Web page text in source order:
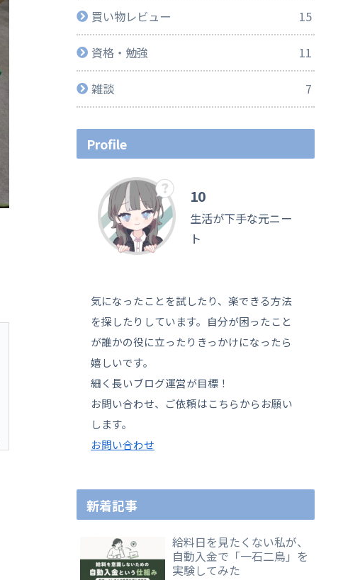
買い物レビュー 15
資格・勉強 11
雑談 7
Profile
10
生活が下手な元ニー
ト
気になったことを試したり、楽できる方法
を探したりしています。自分が困ったこと
が誰かの役に立ったりきっかけになったら
嬉しいです。
細く長いブログ運営が目標！
お問い合わせ、ご依頼はこちらからお願い
します。
お問い合わせ
新着記事
給料日を見たくない私が、
自動入金で「一石二鳥」を
実験してみた